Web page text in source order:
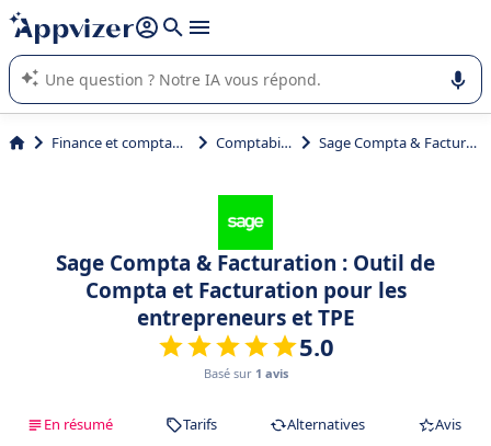
répondre (plusieurs lignes avec
L'IA de Appvizer vous guide dans l'utilisation ou la sélection de
logiciel SaaS en entreprise.
Finance et comptabilité Comptabilité Sage Compta & Facturation
Sage Compta & Facturation : Outil de
Compta et Facturation pour les
entrepreneurs et TPE
5.0
Basé sur 1 avis
En résumé Tarifs Alternatives Avis